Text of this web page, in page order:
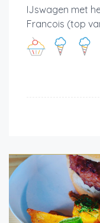
IJswagen met
Francois (top